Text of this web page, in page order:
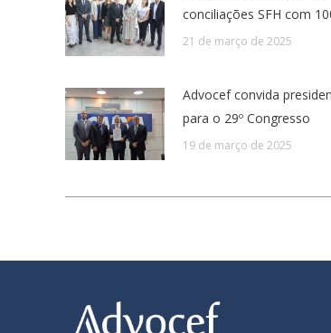
conciliações SFH com
21 de março de 2025
Advocef convida
para o 29º Congresso
19 de março de 2025